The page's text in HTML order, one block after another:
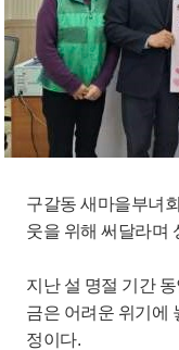
구갈동 새마을부녀
웃을 위해 써달라며
지난 설 명절 기간
금은 어려운 위기에
정이다.